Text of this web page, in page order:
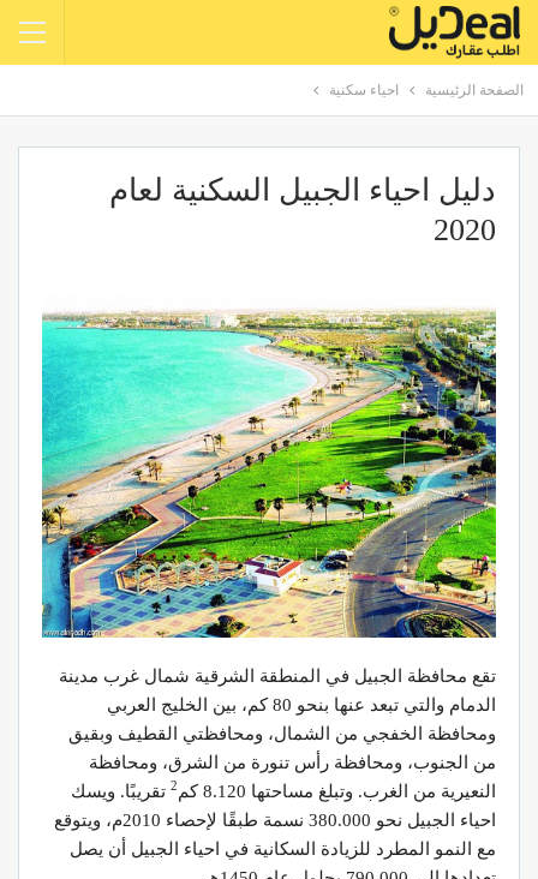
الصفحة الرئيسية احياء سكنية
دليل احياء الجبيل السكنية لعام
2020
تقع محافظة الجبيل في المنطقة الشرقية شمال غرب مدينة
الدمام والتي تبعد عنها بنحو 80 كم، بين الخليج العربي
ومحافظة الخفجي من الشمال، ومحافظتي القطيف وبقيق
من الجنوب، ومحافظة رأس تنورة من الشرق، ومحافظة
النعيرية من الغرب. وتبلغ مساحتها 8.120 كم
2 تقريبًا. ويسك
احياء الجبيل نحو 380.000 نسمة طبقًا لإحصاء 2010م، ويتوقع
مع النمو المطرد للزيادة السكانية في احياء الجبيل أن يصل